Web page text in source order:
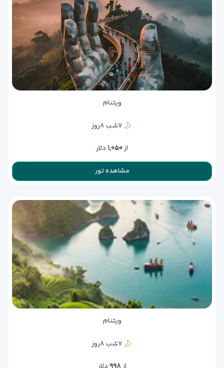
ویتنام
۷شب ۸روز
از۱,۰۵۰ دلار
مشاهده تور
ویتنام
۷شب ۸روز